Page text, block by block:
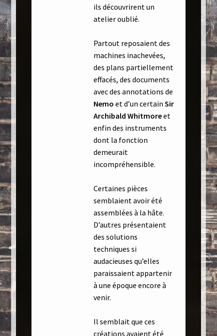
ils découvrirent un
atelier oublié.
Partout reposaient des
machines inachevées,
des plans partiellement
effacés, des documents
avec des annotations de
Nemoet d’un certainSir
Archibald Whitmoreet
enfin des instruments
dont la fonction
demeurait
incompréhensible.
Certaines pièces
semblaient avoir été
assemblées à la hâte.
D’autres présentaient
des solutions
techniques si
audacieuses qu’elles
paraissaient appartenir
à une époque encore à
venir.
Il semblait que ces
créations avaient été